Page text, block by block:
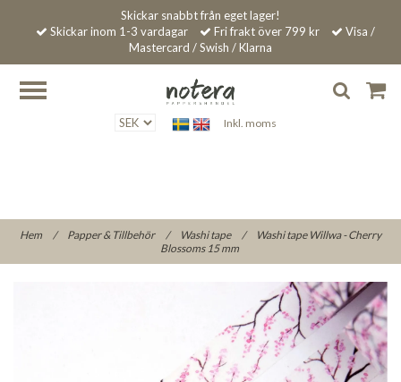
Skickar snabbt från eget lager!
Skickar inom 1-3 vardagar
Fri frakt över 799 kr
Visa /
Mastercard / Swish / Klarna
Inkl. moms
Hem / Papper & Tillbehör / Washi tape /
Washi tape Willwa - Cherry
Blossoms 15 mm